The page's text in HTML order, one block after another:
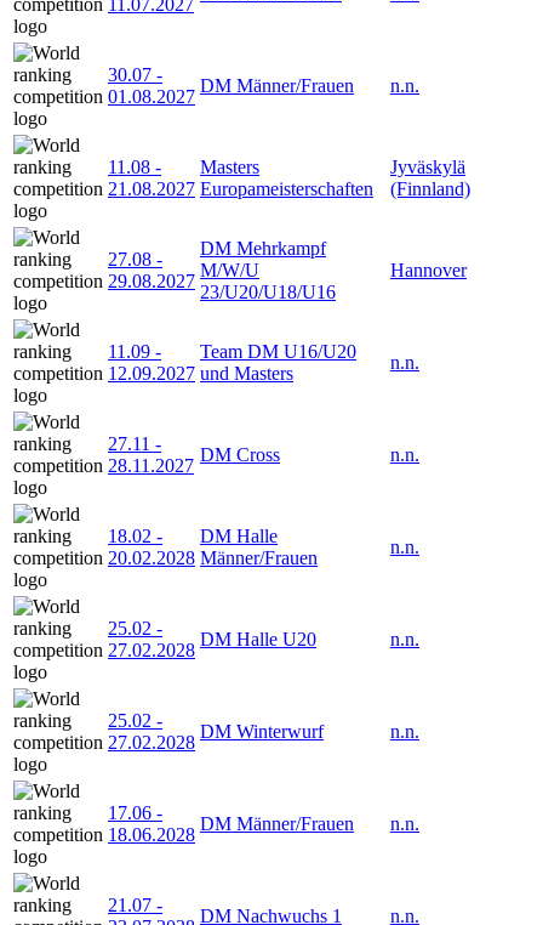
30.07 -
01.08.2027
DM Männer/Frauen n.n.
11.08 -
21.08.2027
Masters
Europameisterschaften
Jyväskylä
(Finnland)
27.08 -
29.08.2027
DM Mehrkampf
M/W/U
23/U20/U18/U16
Hannover
11.09 -
12.09.2027
Team DM U16/U20
und Masters
n.n.
27.11 -
28.11.2027
DM Cross n.n.
18.02 -
20.02.2028
DM Halle
Männer/Frauen
n.n.
25.02 -
27.02.2028
DM Halle U20 n.n.
25.02 -
27.02.2028
DM Winterwurf n.n.
17.06 -
18.06.2028
DM Männer/Frauen n.n.
21.07 -
DM Nachwuchs 1 n.n.